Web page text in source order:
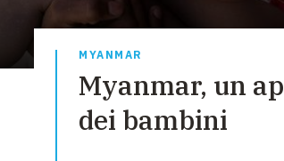
DIVERSI
COMODO
MYANMAR
Myanmar, un
dei bambini